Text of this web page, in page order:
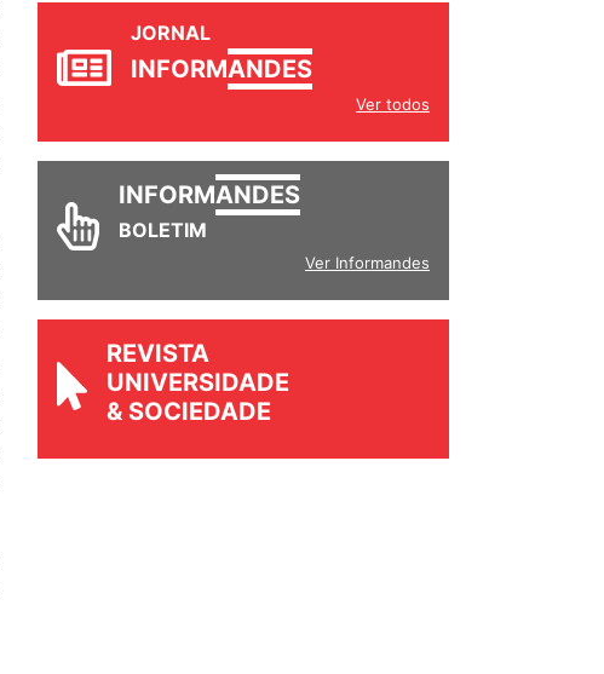
JORNAL
INFORMANDES
Ver todos
INFORMANDES
BOLETIM
Ver Informandes
REVISTA
UNIVERSIDADE
& SOCIEDADE